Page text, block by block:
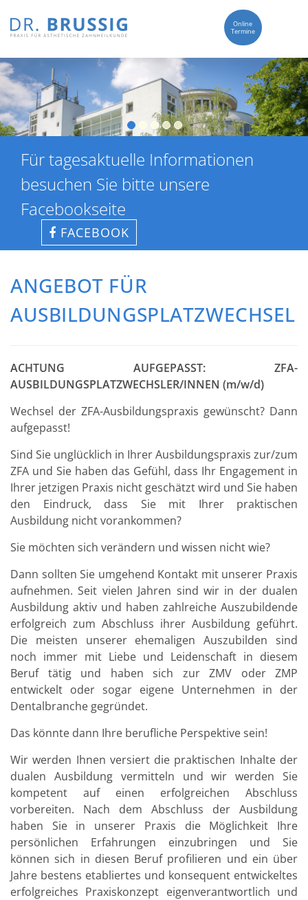
Online
Termine
Für tagesaktuelle Informationen
besuchen Sie bitte unsere
Facebookseite
FACEBOOK
ANGEBOT FÜR
AUSBILDUNGSPLATZWECHSEL
ACHTUNG AUFGEPASST: ZFA-
AUSBILDUNGSPLATZWECHSLER/INNEN (m/w/d)
Wechsel der ZFA-Ausbildungspraxis gewünscht? Dann
aufgepasst!
Sind Sie unglücklich in Ihrer Ausbildungspraxis zur/zum
ZFA und Sie haben das Gefühl, dass Ihr Engagement in
Ihrer jetzigen Praxis nicht geschätzt wird und Sie haben
den Eindruck, dass Sie mit Ihrer praktischen
Ausbildung nicht vorankommen?
Sie möchten sich verändern und wissen nicht wie?
Dann sollten Sie umgehend Kontakt mit unserer Praxis
aufnehmen. Seit vielen Jahren sind wir in der dualen
Ausbildung aktiv und haben zahlreiche Auszubildende
erfolgreich zum Abschluss ihrer Ausbildung geführt.
Die meisten unserer ehemaligen Auszubilden sind
noch immer mit Liebe und Leidenschaft in diesem
Beruf tätig und haben sich zur ZMV oder ZMP
entwickelt oder sogar eigene Unternehmen in der
Dentalbranche gegründet.
Das könnte dann Ihre berufliche Perspektive sein!
Wir werden Ihnen versiert die praktischen Inhalte der
dualen Ausbildung vermitteln und wir werden Sie
kompetent auf einen erfolgreichen Abschluss
vorbereiten. Nach dem Abschluss der Ausbildung
haben Sie in unserer Praxis die Möglichkeit Ihre
persönlichen Erfahrungen einzubringen und Sie
können sich in diesen Beruf profilieren und ein über
Jahre bestens etabliertes und konsequent entwickeltes
erfolgreiches Praxiskonzept eigenverantwortlich und